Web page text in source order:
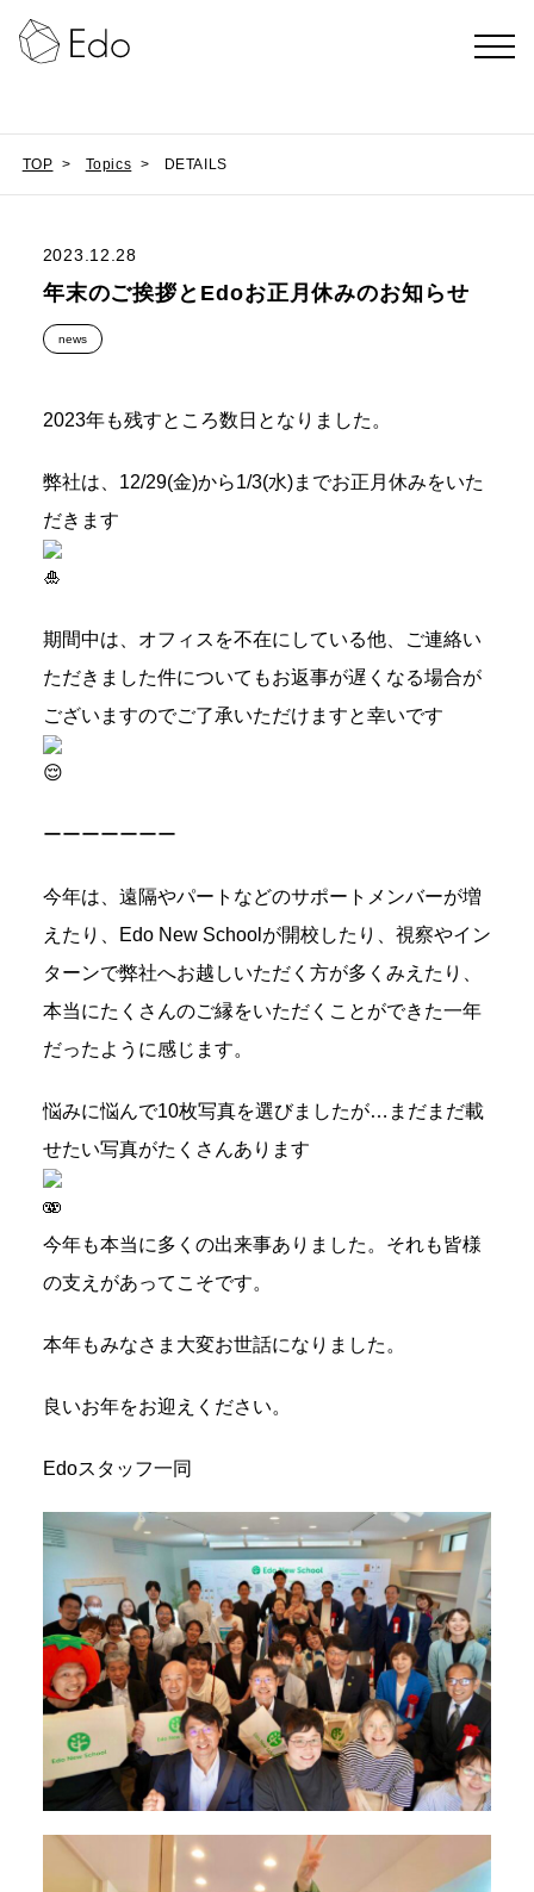
TOP > Topics > DETAILS
2023.12.28
年末のご挨拶とEdoお正月休みのお知らせ
news
2023年も残すところ数日となりました。
弊社は、12/29(金)から1/3(水)までお正月休みをいた
だきます
期間中は、オフィスを不在にしている他、ご連絡い
ただきました件についてもお返事が遅くなる場合が
ございますのでご了承いただけますと幸いです
ーーーーーーー
今年は、遠隔やパートなどのサポートメンバーが増
えたり、Edo New Schoolが開校したり、視察やイン
ターンで弊社へお越しいただく方が多くみえたり、
本当にたくさんのご縁をいただくことができた一年
だったように感じます。
悩みに悩んで10枚写真を選びましたが…まだまだ載
せたい写真がたくさんあります
今年も本当に多くの出来事ありました。それも皆様
の支えがあってこそです。
本年もみなさま大変お世話になりました。
良いお年をお迎えください。
Edoスタッフ一同